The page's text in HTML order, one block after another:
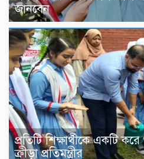
জানবেন
প্রতিটি শিক্ষার্থীকে একটি
ক্রীড়া প্রতিমন্ত্রীর